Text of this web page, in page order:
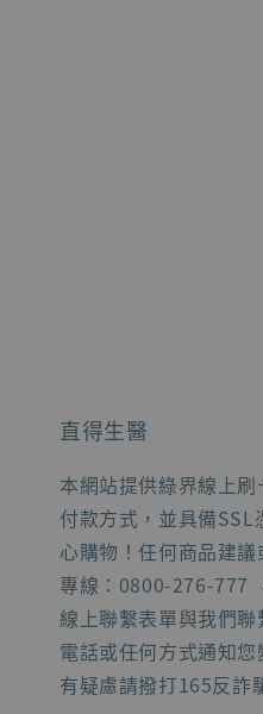
直得生醫
本網站提供綠界線上
付款方式，並具備
心購物！任何商品建
專線：0800-276-777
線上聯繫表單與我們
電話或任何方式通知
有疑慮請撥打165反詐